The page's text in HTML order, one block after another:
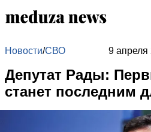
Новости/СВО 9 апреля
Депутат Рады:
станет последним